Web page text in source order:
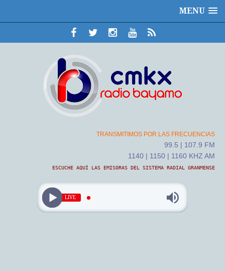
MENU
TRANSMITIMOS POR LAS FRECUENCIAS
99.5 | 107.9 FM
1140 | 1150 | 1160 KHZ AM
ESCUCHE AQUÍ LAS EMISORAS DEL SISTEMA RADIAL GRANMENSE
LIVE